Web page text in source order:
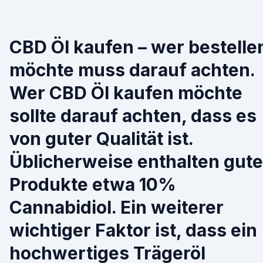
CBD Öl kaufen – wer
möchte muss darauf achten.
Wer CBD Öl kaufen möchte
sollte darauf achten, dass es
von guter Qualität ist.
Üblicherweise enthalten gute
Produkte etwa 10%
Cannabidiol. Ein weiterer
wichtiger Faktor ist, dass ein
hochwertiges Trägeröl